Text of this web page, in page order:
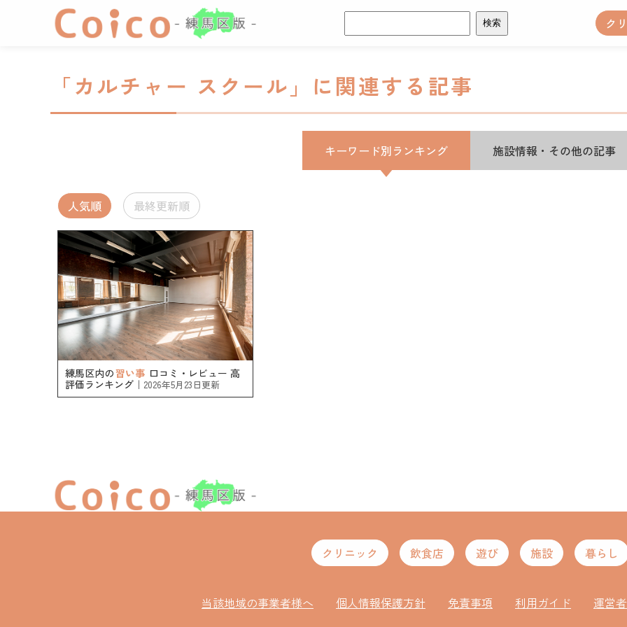
索:
ク
「カルチャー スクール」に関連する記事
キーワード別ランキング 施設情報・その他の記事
人気順 最終更新順
練馬区内の習い事 口コミ・レビュー 高
評価ランキング｜ 2026年5月23日更新
クリニック 飲食店 遊び 施設 暮らし
当該地域の事業者様へ 個人情報保護方針 免責事項 利用ガイド 運営